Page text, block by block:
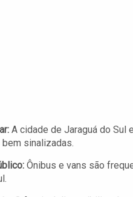
A cidade de Jaraguá do Sul
sinalizadas.
Ônibus e vans são